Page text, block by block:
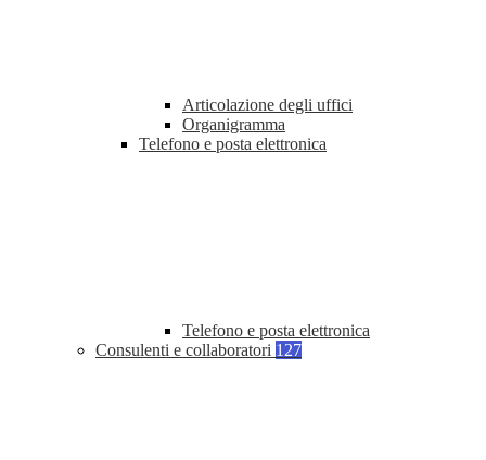
Articolazione degli uffici
Organigramma
Telefono e posta elettronica
Telefono e posta elettronica
Consulenti e collaboratori 127